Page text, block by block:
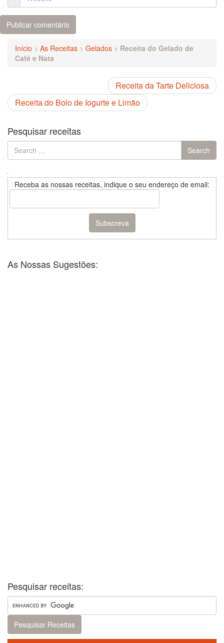
Início > As Receitas > Gelados > Receita do Gelado de
Café e Nata
Receita da Tarte Deliciosa
Receita do Bolo de Iogurte e Limão
Pesquisar receitas
Search
for:
Search
Receba as nossas receitas, indique o seu endereço de email:
As Nossas Sugestões:
Pesquisar receitas: